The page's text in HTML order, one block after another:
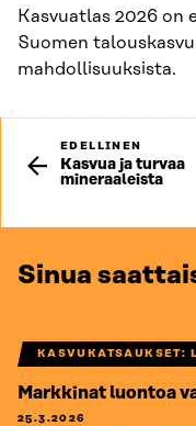
Kasvuatlas 2026 on
Suomen
mahdollisuuksista.
EDELLINEN
Kasvua ja turvaa
mineraaleista
Sinua
KASVUKATSAUKSET:
Markkinat luontoa
25.3.2026